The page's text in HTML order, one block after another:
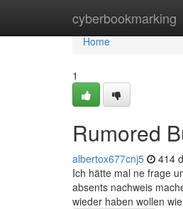
cyberbookmarking
Home
Home
1
Rumored
albertox677cnj5 414
Ich hätte mal ne frage
absents nachweis
wieder haben wollen